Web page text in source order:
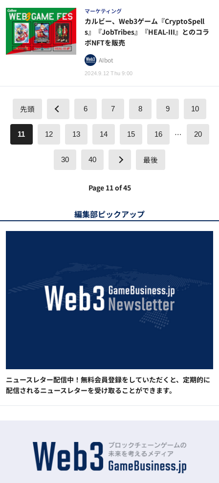
マーケティング
2024.9.12 Thu 9:00
カルビー、Web3ゲーム『CryptoSpell
s』『JobTribes』『HEAL-Ⅲ』とのコラ
ボNFTを販売
AIbot
先頭 6 7 8 9 10
11 12 13 14 15 16 … 20
30 40 最後
Page 11 of 45
編集部ピックアップ
ニュースレター配信中！無料会員登録をしていただくと、定期的に
配信されるニュースレターを受け取ることができます。